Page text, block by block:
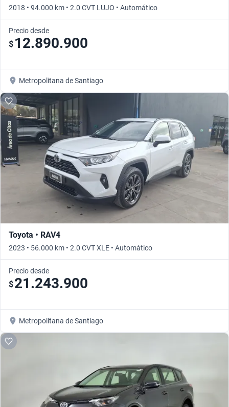
2018 • 94.000 km • 2.0 CVT LUJO • Automático
Precio desde
$ 12.890.900
Metropolitana de Santiago
Toyota • RAV4
2023 • 56.000 km • 2.0 CVT XLE • Automático
Precio desde
$21.243.900
Metropolitana de Santiago